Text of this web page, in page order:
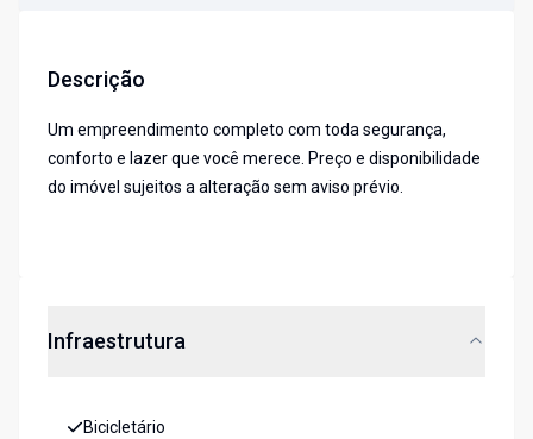
Descrição
Um empreendimento completo com toda segurança,
conforto e lazer que você merece. Preço e disponibilidade
do imóvel sujeitos a alteração sem aviso prévio.
Infraestrutura
Bicicletário